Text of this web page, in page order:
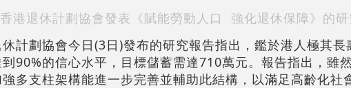
香港退休計劃協會發表《賦能勞動人口 強化退休保障》的研
計劃協會今日(3日)發布的研究報告指出，鑑於港人極其
90%的信心水平，目標儲蓄需達710萬元。報告指出，雖
多支柱架構能進一步完善並輔助此結構，以滿足高齡化社